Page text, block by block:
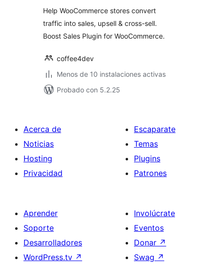
Help WooCommerce stores convert
traffic into sales, upsell & cross-sell.
Boost Sales Plugin for WooCommerce.
coffee4dev
Menos de 10 instalaciones activas
Probado con 5.2.25
Acerca de
Noticias
Hosting
Privacidad
Escaparate
Temas
Plugins
Patrones
Aprender
Soporte
Desarrolladores
WordPress.tv ↗
Involúcrate
Eventos
Donar ↗
Swag ↗